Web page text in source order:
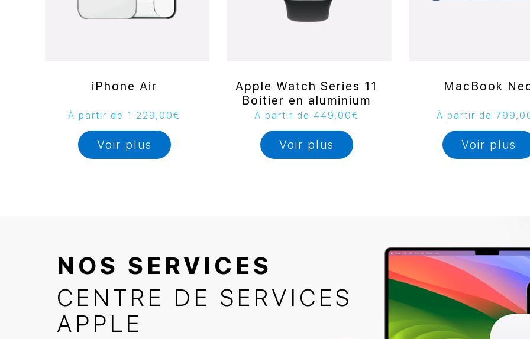
iPhone Air
À partir de 1 229,00€
Voir plus
Apple Watch Series 11
Boitier en aluminium
À partir de 449,00€
Voir plus
MacBook
À partir de
Voir plus
NOS SERVICES
CENTRE DE SERVICES
APPLE